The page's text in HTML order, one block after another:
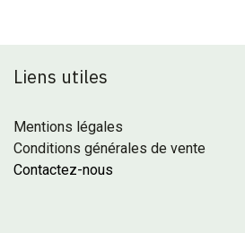
Liens utiles
Mentions légales
Conditions générales de vente
Contactez-nous